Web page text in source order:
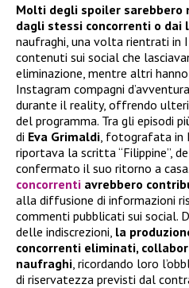
Molti degli spoiler
dagli stessi concorrenti o
naufraghi, una volta rientrati in
contenuti sui social che
eliminazione, mentre altri
Instagram compagni
durante il reality, offrendo
del programma. Tra gli episodi
di Eva Grimaldi , fotografata in
riportava la scritta “Filippine”,
confermato il suo ritorno a casa.
concorrenti avrebbero
alla diffusione di informazioni
commenti pubblicati sui social.
delle indiscrezioni, la
concorrenti eliminati,
naufraghi , ricordando loro
di riservatezza previsti dal